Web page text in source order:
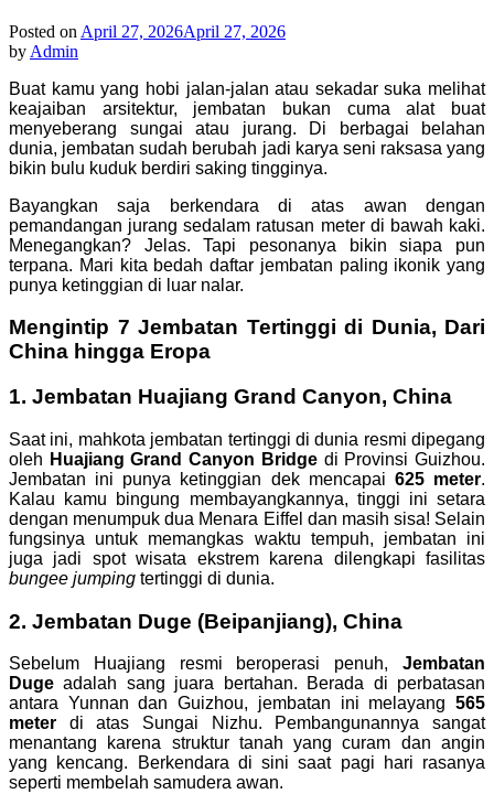
Posted on April 27, 2026April 27, 2026
by Admin
Buat kamu yang hobi jalan-jalan atau sekadar suka melihat
keajaiban arsitektur, jembatan bukan cuma alat buat
menyeberang sungai atau jurang. Di berbagai belahan
dunia, jembatan sudah berubah jadi karya seni raksasa yang
bikin bulu kuduk berdiri saking tingginya.
Bayangkan saja berkendara di atas awan dengan
pemandangan jurang sedalam ratusan meter di bawah kaki.
Menegangkan? Jelas. Tapi pesonanya bikin siapa pun
terpana. Mari kita bedah daftar jembatan paling ikonik yang
punya ketinggian di luar nalar.
Mengintip 7 Jembatan Tertinggi di Dunia, Dari
China hingga Eropa
1. Jembatan Huajiang Grand Canyon, China
Saat ini, mahkota jembatan tertinggi di dunia resmi dipegang
oleh Huajiang Grand Canyon Bridgedi Provinsi Guizhou.
Jembatan ini punya ketinggian dek mencapai 625 meter.
Kalau kamu bingung membayangkannya, tinggi ini setara
dengan menumpuk dua Menara Eiffel dan masih sisa! Selain
fungsinya untuk memangkas waktu tempuh, jembatan ini
juga jadi spot wisata ekstrem karena dilengkapi fasilitas
bungee jumping tertinggi di dunia.
2. Jembatan Duge (Beipanjiang), China
Sebelum Huajiang resmi beroperasi penuh, Jembatan
Duge adalah sang juara bertahan. Berada di perbatasan
antara Yunnan dan Guizhou, jembatan ini melayang 565
meter di atas Sungai Nizhu. Pembangunannya sangat
menantang karena struktur tanah yang curam dan angin
yang kencang. Berkendara di sini saat pagi hari rasanya
seperti membelah samudera awan.